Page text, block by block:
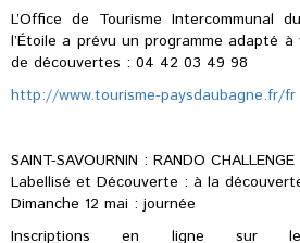
L’Office de Tourisme Intercommunal
l’Étoile a prévu un programme adapté
de découvertes : 04 42 03 49 98
http://www.tourisme-paysdaubagne.fr/fr
SAINT-SAVOURNIN : RANDO CHALLENGE
Labellisé et Découverte : à la
Dimanche 12 mai : journée
Inscriptions en ligne sur